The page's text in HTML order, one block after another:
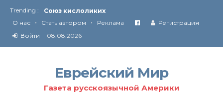
Trending :
Соглашение США с Ираном
Технология Революции в Иране
От Ирана до Ливана и Газы
О нас • Стать автором • Реклама
Регистрация
Войти
08.08.2026
Еврейский Мир
Газета русскоязычной Америки